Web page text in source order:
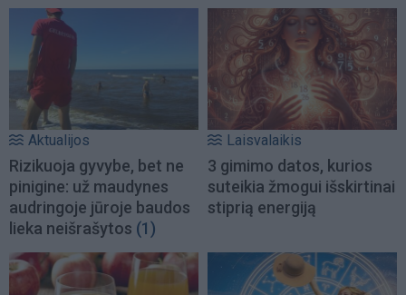
Aktualijos
Rizikuoja gyvybe, bet ne
pinigine: už maudynes
audringoje jūroje baudos
lieka neišrašytos (1)
Laisvalaikis
3 gimimo datos, kurios
suteikia žmogui išskirtinai
stiprią energiją